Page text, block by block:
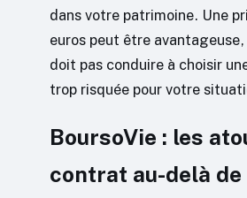
dans votre patrimoine. Une
euros peut être
doit pas conduire à choisir
trop risquée pour votre
BoursoVie : les
contrat au-delà